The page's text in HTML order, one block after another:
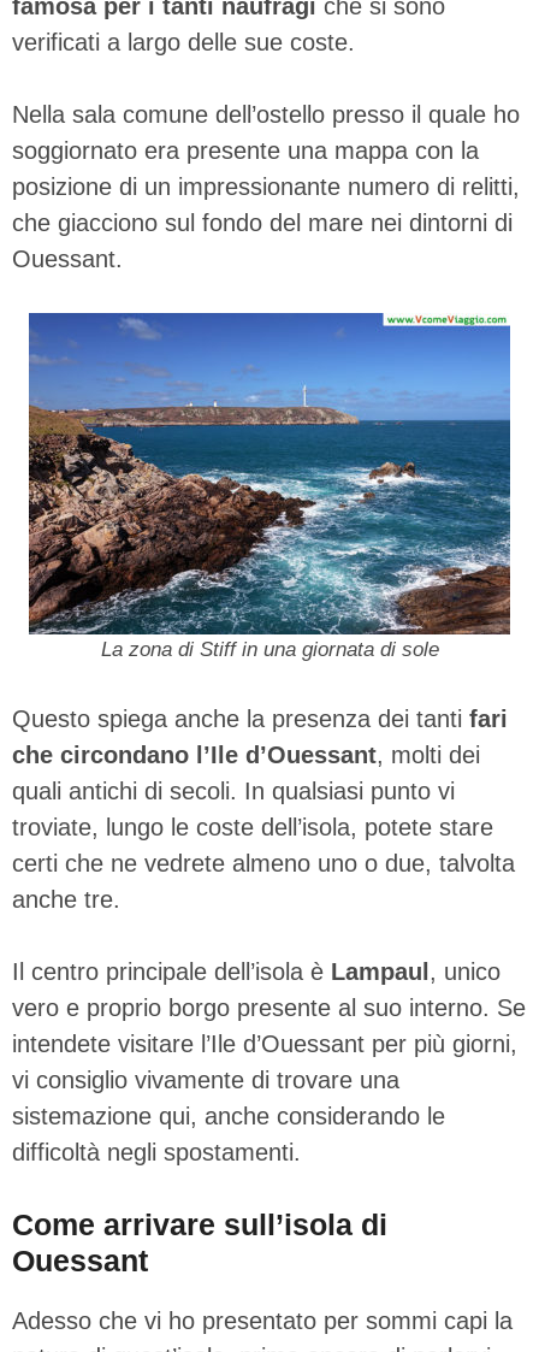
famosa per i tanti naufragi che si sono
verificati a largo delle sue coste.
Nella sala comune dell’ostello presso il quale ho
soggiornato era presente una mappa con la
posizione di un impressionante numero di relitti,
che giacciono sul fondo del mare nei dintorni di
Ouessant.
La zona di Stiff in una giornata di sole
Questo spiega anche la presenza dei tanti fari
che circondano l’Ile d’Ouessant, molti dei
quali antichi di secoli. In qualsiasi punto vi
troviate, lungo le coste dell’isola, potete stare
certi che ne vedrete almeno uno o due, talvolta
anche tre.
Il centro principale dell’isola è Lampaul, unico
vero e proprio borgo presente al suo interno. Se
intendete visitare l’Ile d’Ouessant per più giorni,
vi consiglio vivamente di trovare una
sistemazione qui, anche considerando le
difficoltà negli spostamenti.
Come arrivare sull’isola di
Ouessant
Adesso che vi ho presentato per sommi capi la